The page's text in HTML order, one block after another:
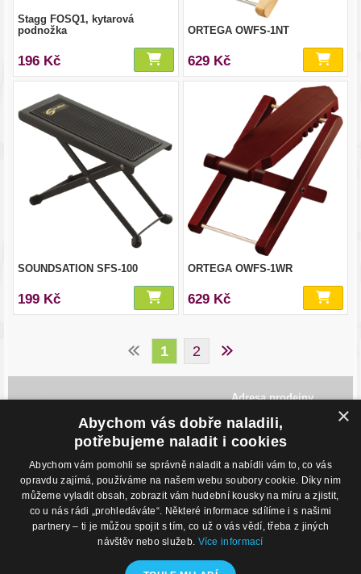
Stagg FOSQ1, kytarová
podnožka
196 Kč
ORTEGA OWFS-1NT
629 Kč
SOUNDSATION SFS-100
199 Kč
ORTEGA OWFS-1WR
629 Kč
1 2
Adresa prodejny
Havlíčkovo Nábřeží 28,
702 00, Ostrava
Česká Republika
Kontakty
Eshop: +420 725 169 052
Prodejna: +420 596 113 012
eshop@hudebnisvet.cz
O nákupu
Obchodní podmínky
Podmínky prodeje na splátky
Kontakty
Hudební zázemí
×
Abychom vás dobře naladili,
potřebujeme naladit i cookies
Abychom vám pomohli se správně naladit a nabídli vám to, co vás
opravdu zajímá, používáme na našem webu soubory cookie. Díky nim
můžeme vyladit obsah, zobrazit vám hudební kousky na míru a zjistit,
co u nás rádi „prohledáváte“. Některé informace sdílíme i s našimi
partnery – ti je můžou spojit s tím, co už o vás vědí, třeba z jiných
návštěv nebo služeb. Více informací